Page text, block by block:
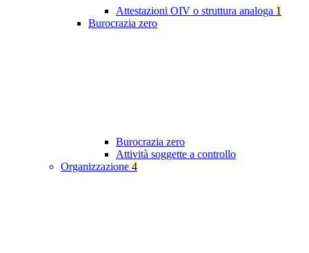
Attestazioni OIV o struttura analoga 1
Burocrazia zero
Burocrazia zero
Attività soggette a controllo
Organizzazione 4